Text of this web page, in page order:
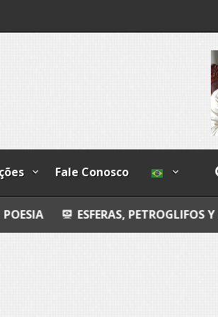
Fale Conosco
PETROGLIFOS Y CALZADAS